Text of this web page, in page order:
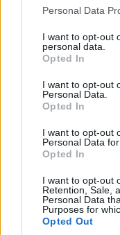
Please note that this
not limited to your
grant or deny
use your data for
consent section.
Personal Data
I want to opt-out
personal data.
Opted In
I want to opt-out
Personal Data.
Opted In
I want to opt-out
Personal Data
Opted In
I want to opt-out
Retention, Sale,
Personal Data
Purposes for
Opted Out
Zebrák a
nem indított